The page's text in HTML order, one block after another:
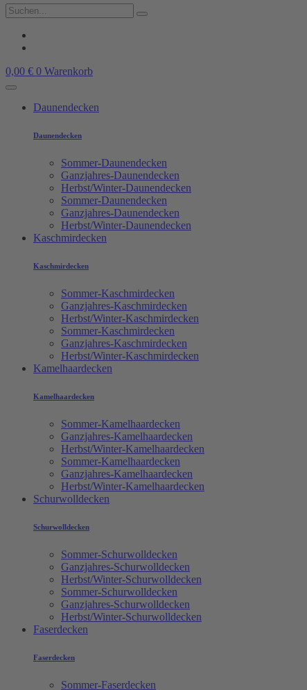
0,00 € 0 Warenkorb
Daunendecken
Daunendecken
Sommer-Daunendecken
Ganzjahres-Daunendecken
Herbst/Winter-Daunendecken
Sommer-Daunendecken
Ganzjahres-Daunendecken
Herbst/Winter-Daunendecken
Kaschmirdecken
Kaschmirdecken
Sommer-Kaschmirdecken
Ganzjahres-Kaschmirdecken
Herbst/Winter-Kaschmirdecken
Sommer-Kaschmirdecken
Ganzjahres-Kaschmirdecken
Herbst/Winter-Kaschmirdecken
Kamelhaardecken
Kamelhaardecken
Sommer-Kamelhaardecken
Ganzjahres-Kamelhaardecken
Herbst/Winter-Kamelhaardecken
Sommer-Kamelhaardecken
Ganzjahres-Kamelhaardecken
Herbst/Winter-Kamelhaardecken
Schurwolldecken
Schurwolldecken
Sommer-Schurwolldecken
Ganzjahres-Schurwolldecken
Herbst/Winter-Schurwolldecken
Sommer-Schurwolldecken
Ganzjahres-Schurwolldecken
Herbst/Winter-Schurwolldecken
Faserdecken
Faserdecken
Sommer-Faserdecken